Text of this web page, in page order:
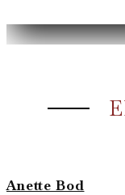
Anette Bod